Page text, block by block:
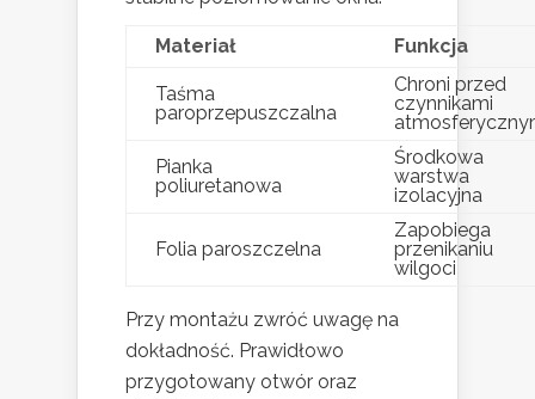
Materiał Funkcja
Taśma
paroprzepuszczalna
Chroni przed
czynnikami
Pianka
poliuretanowa
Środkowa
warstwa
izolacyjna
Folia paroszczelna
Zapobiega
przenikaniu
wilgoci
Przy montażu zwróć uwagę na
dokładność. Prawidłowo
przygotowany otwór oraz